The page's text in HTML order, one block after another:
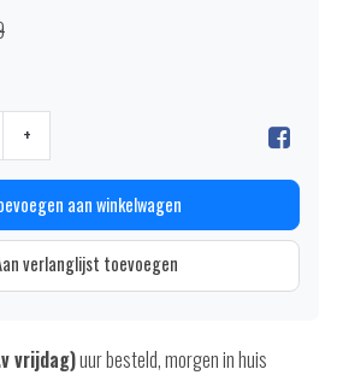
+
aan winkelwagen
verlanglijst toevoegen
vrijdag)uur besteld, morgen in huis